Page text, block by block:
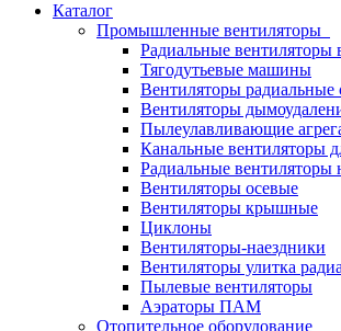
Каталог
Промышленные вентиляторы
Радиальные вентиляторы
Тягодутьевые машины
Вентиляторы радиальные
Вентиляторы
Пылеулавливающие
Канальные вентиляторы
Радиальные вентиляторы
Вентиляторы осевые
Вентиляторы крышные
Циклоны
Вентиляторы-наездники
Вентиляторы улитка
Пылевые вентиляторы
Аэраторы ПАМ
Отопительное оборудование